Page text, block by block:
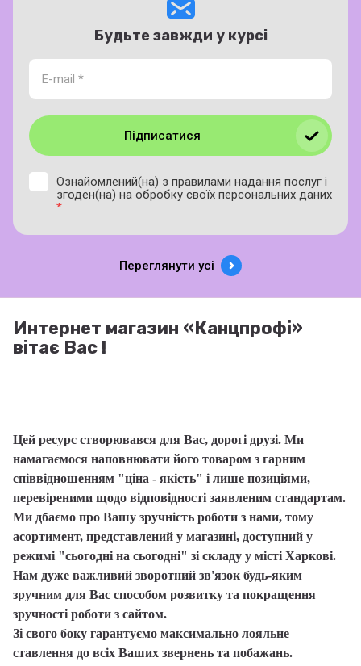
Будьте завжди у курсі
Ознайомлений(на) з правилами надання послуг і
згоден(на) на обробку своїх персональних даних
*
Підписатися
Переглянути усі
Интернет магазин «Канцпрофі»
вітає Вас !
Цей ресурс створювався для Вас, дорогі друзі. Ми
намагаємося наповнювати його товаром з гарним
співвідношенням "ціна - якість" і лише позиціями,
перевіреними щодо відповідності заявленим стандартам.
Ми дбаємо про Вашу зручність роботи з нами, тому
асортимент, представлений у магазині, доступний у
режимі "сьогодні на сьогодні" зі складу у місті Харкові.
Нам дуже важливий зворотний зв'язок будь-яким
зручним для Вас способом розвитку та покращення
зручності роботи з сайтом.
Зі свого боку гарантуємо максимально лояльне
ставлення до всіх Ваших звернень та побажань.